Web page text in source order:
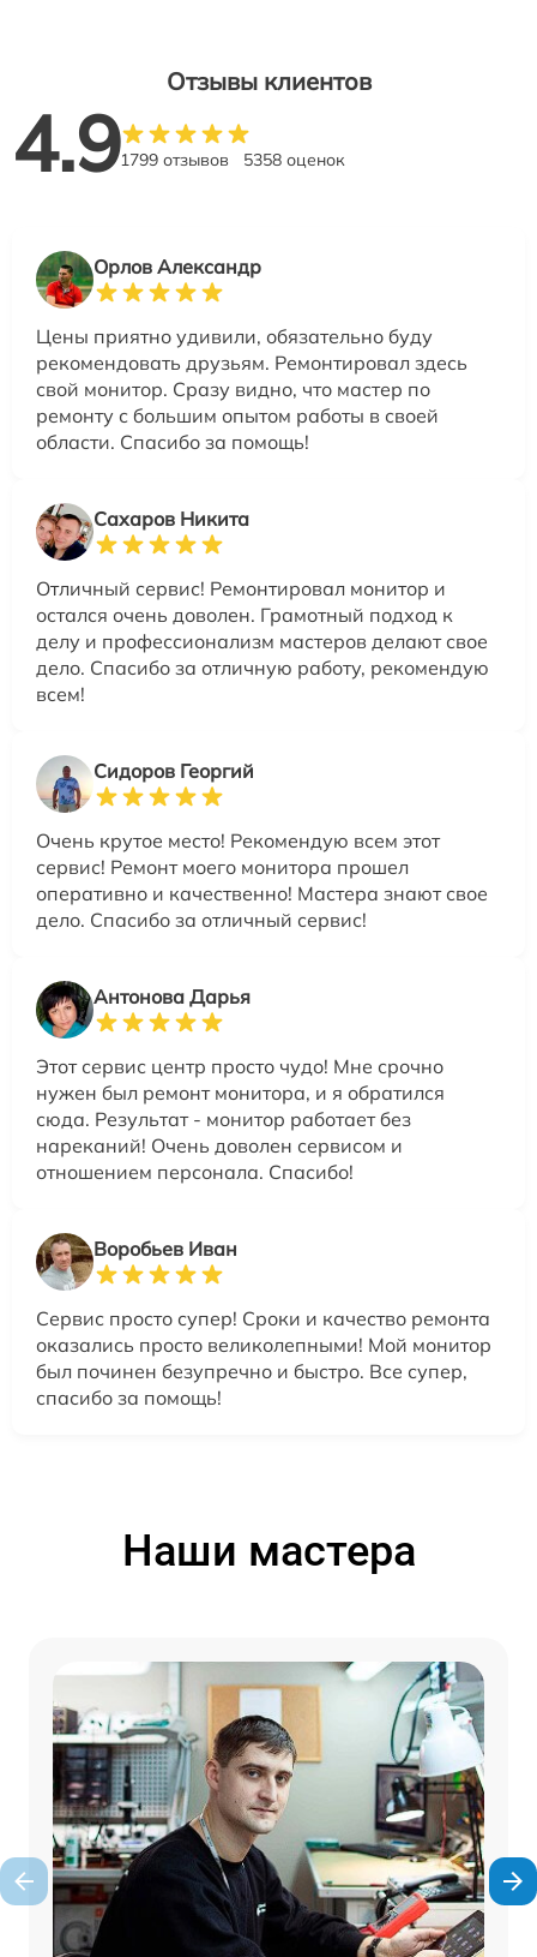
Отзывы клиентов
4.91799 отзывов 5358 оценок
Орлов Александр
Цены приятно удивили, обязательно буду
рекомендовать друзьям. Ремонтировал здесь
свой монитор. Сразу видно, что мастер по
ремонту с большим опытом работы в своей
области. Спасибо за помощь!
Сахаров Никита
Отличный сервис! Ремонтировал монитор и
остался очень доволен. Грамотный подход к
делу и профессионализм мастеров делают свое
дело. Спасибо за отличную работу, рекомендую
всем!
Сидоров Георгий
Очень крутое место! Рекомендую всем этот
сервис! Ремонт моего монитора прошел
оперативно и качественно! Мастера знают свое
дело. Спасибо за отличный сервис!
Антонова Дарья
Этот сервис центр просто чудо! Мне срочно
нужен был ремонт монитора, и я обратился
сюда. Результат - монитор работает без
нареканий! Очень доволен сервисом и
отношением персонала. Спасибо!
Воробьев Иван
Сервис просто супер! Сроки и качество ремонта
оказались просто великолепными! Мой монитор
был починен безупречно и быстро. Все супер,
спасибо за помощь!
Наши мастера